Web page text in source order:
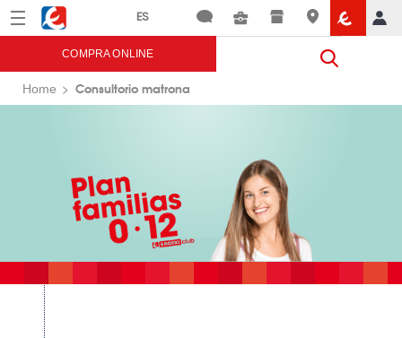
Menú Eroski
COMPRA ONLINE
Home Consultorio matrona